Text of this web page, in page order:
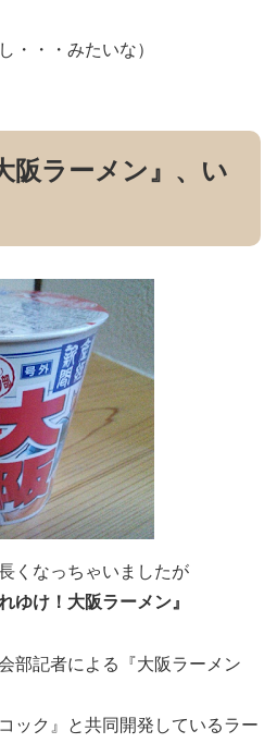
・・・みたいな）
阪ラーメン』、い
くなっちゃいましたが
ゆけ！大阪ラーメン』
部記者による『大阪ラーメン
ック』と共同開発しているラー